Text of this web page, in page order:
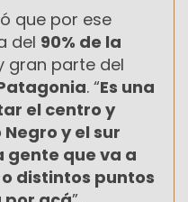
que por ese
del 90% de la
gran parte del
. “Es una
el centro y
y el sur
gente que va a
distintos puntos